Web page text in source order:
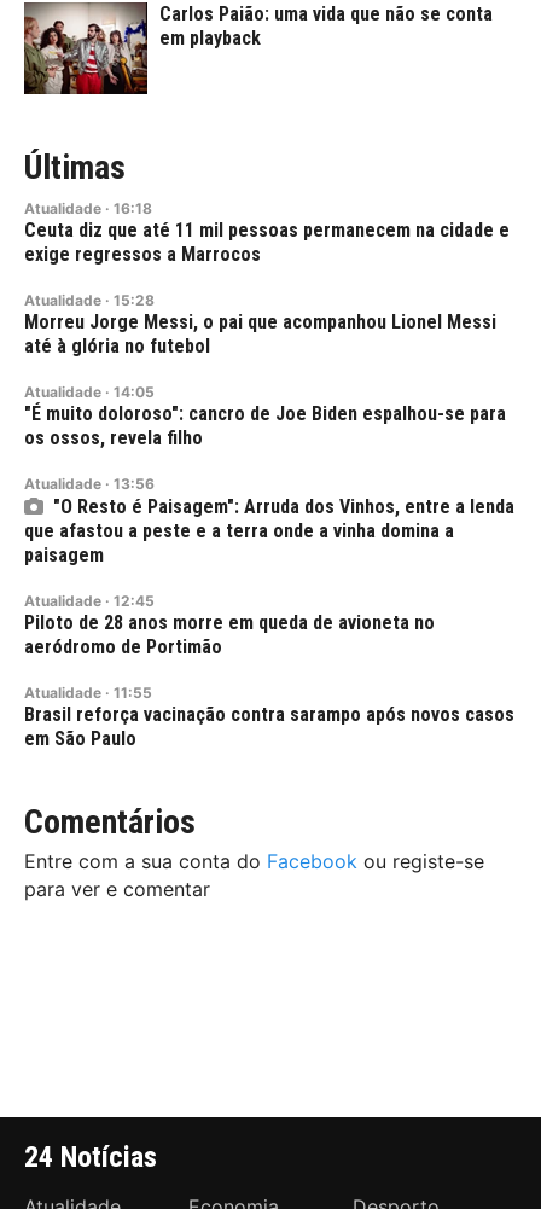
Carlos Paião: uma vida que não se conta
em playback
Últimas
Atualidade · 16:18
Ceuta diz que até 11 mil pessoas permanecem na cidade e
exige regressos a Marrocos
Atualidade · 15:28
Morreu Jorge Messi, o pai que acompanhou Lionel Messi
até à glória no futebol
Atualidade · 14:05
"É muito doloroso": cancro de Joe Biden espalhou-se para
os ossos, revela filho
Atualidade · 13:56
"O Resto é Paisagem": Arruda dos Vinhos, entre a lenda
que afastou a peste e a terra onde a vinha domina a
paisagem
Atualidade · 12:45
Piloto de 28 anos morre em queda de avioneta no
aeródromo de Portimão
Atualidade · 11:55
Brasil reforça vacinação contra sarampo após novos casos
em São Paulo
Comentários
Entre com a sua conta do Facebook ou registe-se
para ver e comentar
24 Notícias